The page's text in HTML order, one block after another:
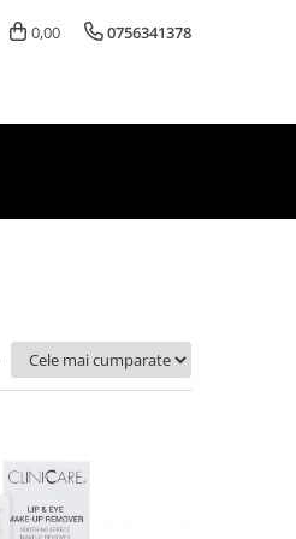
0,00 0756341378